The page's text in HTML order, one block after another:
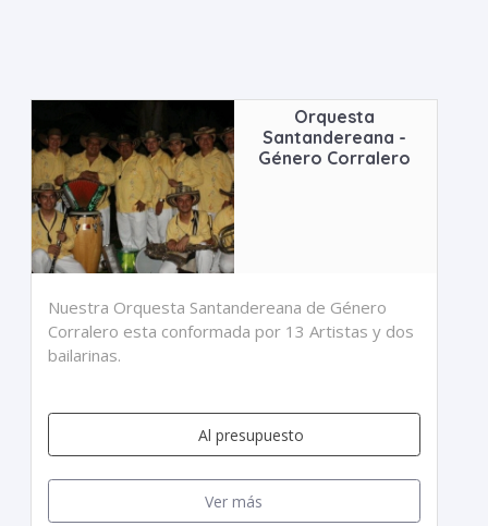
Orquesta
Santandereana -
Género Corralero
Nuestra Orquesta Santandereana de Género
Corralero esta conformada por 13 Artistas y dos
bailarinas.
Al presupuesto
Ver más